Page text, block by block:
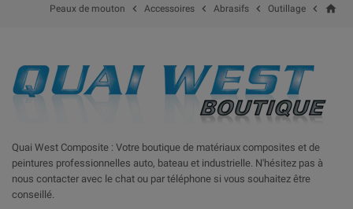
home

Outillage

Abrasifs

Accessoires

Peaux de mouton
Quai West Composite : Votre boutique de matériaux composites et de
peintures professionnelles auto, bateau et industrielle. N'hésitez pas à
nous contacter avec le chat ou par téléphone si vous souhaitez être
conseillé.